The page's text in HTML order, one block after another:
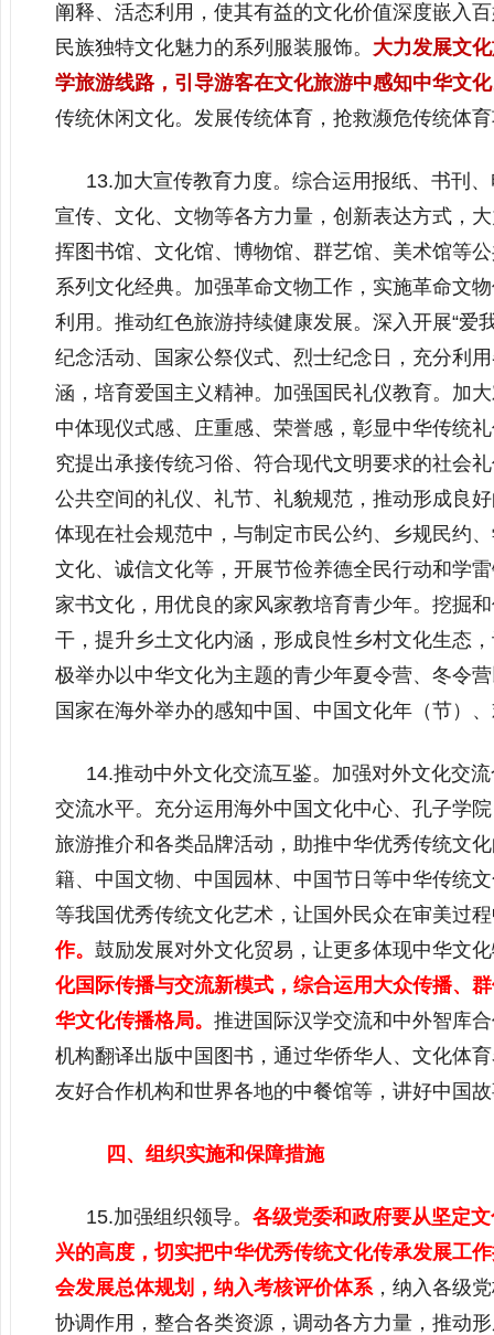
阐释、活态利用，使其有益的文化价值深度嵌入
民族独特文化魅力的系列服装服饰。 大力发展文
学旅游线路，引导游客在文化旅游中感知中华文
传统休闲文化。发展传统体育，抢救濒危传统体
13.加大宣传教育力度。综合运用报纸、书刊
宣传、文化、文物等各方力量，创新表达方式，
挥图书馆、文化馆、博物馆、群艺馆、美术馆等
系列文化经典。加强革命文物工作，实施革命文
利用。推动红色旅游持续健康发展。深入开展“爱
纪念活动、国家公祭仪式、烈士纪念日，充分利
涵，培育爱国主义精神。加强国民礼仪教育。加
中体现仪式感、庄重感、荣誉感，彰显中华传统
究提出承接传统习俗、符合现代文明要求的社会
公共空间的礼仪、礼节、礼貌规范，推动形成良
体现在社会规范中，与制定市民公约、乡规民约
文化、诚信文化等，开展节俭养德全民行动和学
家书文化，用优良的家风家教培育青少年。挖掘
干，提升乡土文化内涵，形成良性乡村文化生态
极举办以中华文化为主题的青少年夏令营、冬令
国家在海外举办的感知中国、中国文化年（节）
14.推动中外文化交流互鉴。加强对外文化交
交流水平。充分运用海外中国文化中心、孔子学
旅游推介和各类品牌活动，助推中华优秀传统文
籍、中国文物、中国园林、中国节日等中华传统
等我国优秀传统文化艺术，让国外民众在审美过
作。 鼓励发展对外文化贸易，让更多体现中华文
化国际传播与交流新模式，综合运用大众传播、
华文化传播格局。 推进国际汉学交流和中外智库
机构翻译出版中国图书，通过华侨华人、文化体
友好合作机构和世界各地的中餐馆等，讲好中国
四、组织实施和保障措施
15.加强组织领导。 各级党委和政府要从坚定
兴的高度，切实把中华优秀传统文化传承发展工
会发展总体规划，纳入考核评价体系，纳入各级
协调作用，整合各类资源，调动各方力量，推动